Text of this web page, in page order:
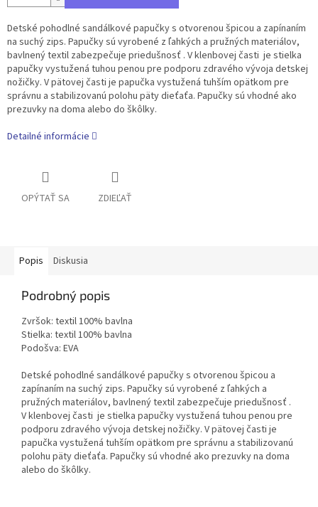
Detské pohodlné sandálkové papučky s otvorenou špicou a zapínaním
na suchý zips. Papučky sú vyrobené z ľahkých a pružných materiálov,
bavlnený textil zabezpečuje priedušnosť . V klenbovej časti je stielka
papučky vystužená tuhou penou pre podporu zdravého vývoja detskej
nožičky. V pätovej časti je papučka vystužená tuhším opätkom pre
správnu a stabilizovanú polohu päty dieťaťa. Papučky sú vhodné ako
prezuvky na doma alebo do škôlky.
Detailné informácie
OPÝTAŤ SA ZDIEĽAŤ
Popis Diskusia
Podrobný popis
Zvršok: textil 100% bavlna
Stielka: textil 100% bavlna
Podošva: EVA
Detské pohodlné sandálkové papučky s otvorenou špicou a
zapínaním na suchý zips. Papučky sú vyrobené z ľahkých a
pružných materiálov, bavlnený textil zabezpečuje priedušnosť .
V klenbovej časti je stielka papučky vystužená tuhou penou pre
podporu zdravého vývoja detskej nožičky. V pätovej časti je
papučka vystužená tuhším opätkom pre správnu a stabilizovanú
polohu päty dieťaťa. Papučky sú vhodné ako prezuvky na doma
alebo do škôlky.